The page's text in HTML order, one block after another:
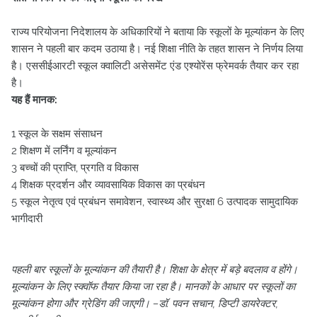
राज्य परियोजना निदेशालय के अधिकारियों ने बताया कि स्कूलों के मूल्यांकन के लिए
शासन ने पहली बार कदम उठाया है। नई शिक्षा नीति के तहत शासन ने निर्णय लिया
है। एससीईआरटी स्कूल क्वालिटी असेसमेंट एंड एश्योरेंस फ्रेमवर्क तैयार कर रहा
है।
यह हैं मानक:
1 स्कूल के सक्षम संसाधन
2 शिक्षण में लर्निंग व मूल्यांकन
3 बच्चों की प्राप्ति, प्रगति व विकास
4 शिक्षक प्रदर्शन और व्यावसायिक विकास का प्रबंधन
5 स्कूल नेतृत्व एवं प्रबंधन समावेशन, स्वास्थ्य और सुरक्षा 6 उत्पादक सामुदायिक
भागीदारी
पहली बार स्कूलों के मूल्यांकन की तैयारी है। शिक्षा के क्षेत्र में बड़े बदलाव व होंगे।
मूल्यांकन के लिए स्क्वॉफ तैयार किया जा रहा है। मानकों के आधार पर स्कूलों का
मूल्यांकन होगा और ग्रेडिंग की जाएगी। –डॉ. पवन सचान, डिप्टी डायरेक्टर,